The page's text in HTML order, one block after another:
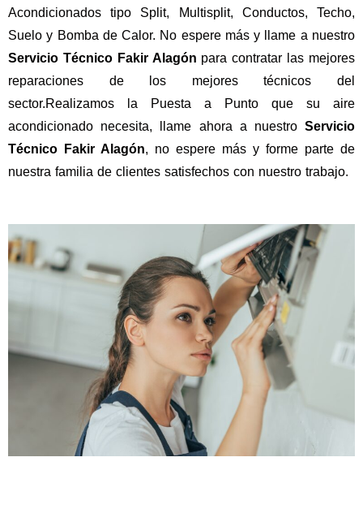
Acondicionados tipo Split, Multisplit, Conductos, Techo,
Suelo y Bomba de Calor. No espere más y llame a nuestro
Servicio Técnico Fakir Alagón para contratar las mejores
reparaciones de los mejores técnicos del
sector.Realizamos la Puesta a Punto que su aire
acondicionado necesita, llame ahora a nuestro Servicio
Técnico Fakir Alagón, no espere más y forme parte de
nuestra familia de clientes satisfechos con nuestro trabajo.